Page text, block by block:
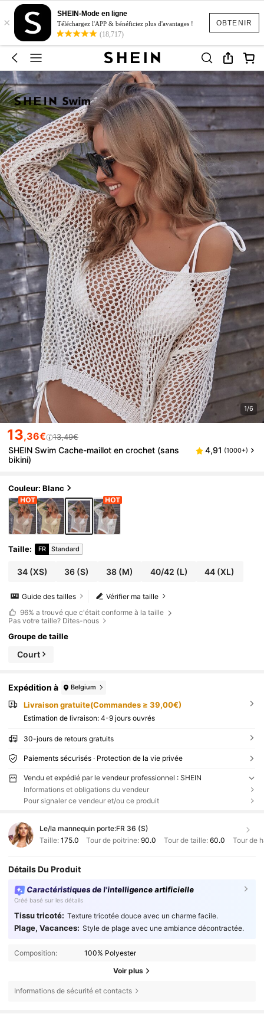
OBTENIR
×
SHEIN-Mode en ligne
Téléchargez l'APP & bénéficiez plus d'avantages !
(18,717)
1/6
13,36€ 13,49€
SHEIN Swim Cache-maillot en crochet (sans
bikini)
4,91 (1000+)
Couleur: Blanc
Taille: FR Standard
34(XS) 36 (S) 38(M) 40/42 (L) 44 (XL)
Vérifier ma taille
Guide des tailles
96% a trouvé que c'était conforme à la taille
Pas votre taille? Dites-nous
Groupe de taille
Court
Expédition à Belgium
Livraison gratuite(Commandes ≥ 39,00€)
Estimation de livraison: 4-9 jours ouvrés
30-jours de retours gratuits
Paiements sécurisés · Protection de la vie privée
Vendu et expédié par le vendeur professionnel : SHEIN
Informations et obligations du vendeur
Pour signaler ce vendeur et/ou ce produit
Le/la mannequin porte:FR 36 (S)
Taille: 175.0 Tour de poitrine:90.0 Tour de taille: 60.0 Tour de
Détails Du Produit
Caractéristiques de l'intelligence artificielle
Créé basé sur les détails
Tissu tricoté: Texture tricotée douce avec un charme facile.
Plage, Vacances: Style de plage avec une ambiance décontractée.
Composition: 100% Polyester
Voir plus
Informations de sécurité et contacts